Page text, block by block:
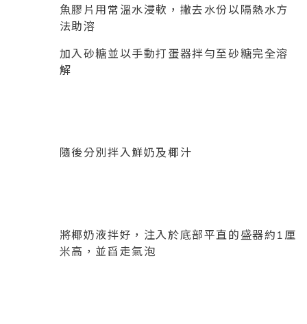
魚膠片用常溫水浸軟，撇去水份以隔熱水方
法助溶
加入砂糖並以手動打蛋器拌勻至砂糖完全溶
解
隨後分別拌入鮮奶及椰汁
將椰奶液拌好，注入於底部平直的盛器約1厘
米高，並舀走氣泡